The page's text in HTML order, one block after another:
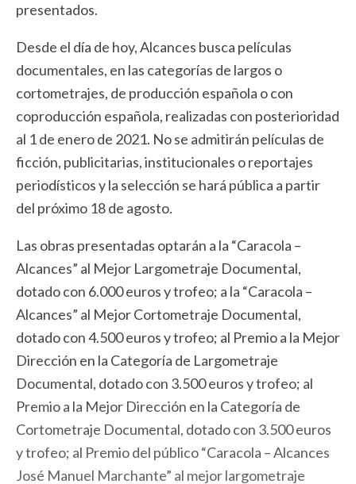
presentados.
Desde el día de hoy, Alcances busca películas
documentales, en las categorías de largos o
cortometrajes, de producción española o con
coproducción española, realizadas con posterioridad
al 1 de enero de 2021. No se admitirán películas de
ficción, publicitarias, institucionales o reportajes
periodísticos y la selección se hará pública a partir
del próximo 18 de agosto.
Las obras presentadas optarán a la “Caracola –
Alcances” al Mejor Largometraje Documental,
dotado con 6.000 euros y trofeo; a la “Caracola –
Alcances” al Mejor Cortometraje Documental,
dotado con 4.500 euros y trofeo; al Premio a la Mejor
Dirección en la Categoría de Largometraje
Documental, dotado con 3.500 euros y trofeo; al
Premio a la Mejor Dirección en la Categoría de
Cortometraje Documental, dotado con 3.500 euros
y trofeo; al Premio del público “Caracola – Alcances
José Manuel Marchante” al mejor largometraje